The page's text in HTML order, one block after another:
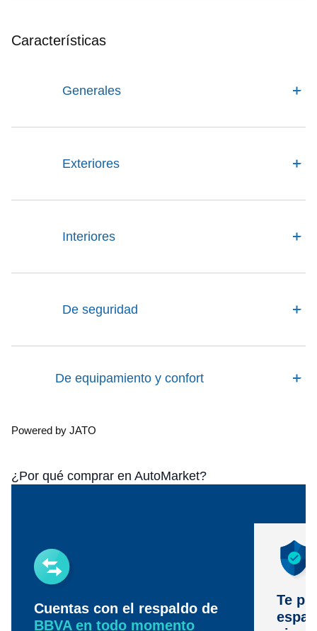
Características
Generales
Exteriores
Interiores
De seguridad
De equipamiento y confort
Powered by JATO
¿Por qué comprar en AutoMarket?
Cuentas con el respaldo de
BBVA en todo momento
Te